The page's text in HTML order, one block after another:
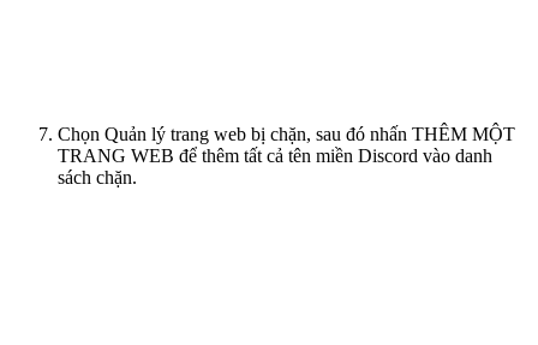
Chọn Quản lý trang web bị chặn, sau đó nhấn THÊM MỘT
TRANG WEB để thêm tất cả tên miền Discord vào danh
sách chặn.